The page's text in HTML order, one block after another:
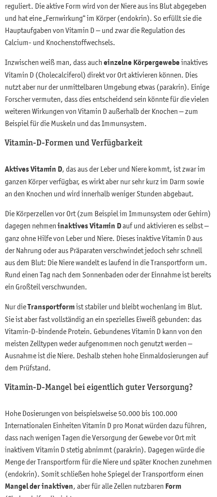
reguliert. Die aktive Form wird von der Niere aus ins Blut abgegeben
und hat eine „Fernwirkung“ im Körper (endokrin). So erfüllt sie die
Hauptaufgaben von Vitamin D – und zwar die Regulation des
Calcium- und Knochenstoffwechsels.
Inzwischen weiß man, dass auch einzelne Körpergewebeinaktives
Vitamin D (Cholecalciferol) direkt vor Ort aktivieren können. Dies
nutzt aber nur der unmittelbaren Umgebung etwas (parakrin). Einige
Forscher vermuten, dass dies entscheidend sein könnte für die vielen
weiteren Wirkungen von Vitamin D außerhalb der Knochen – zum
Beispiel für die Muskeln und das Immunsystem.
Vitamin-D-Formen und Verfügbarkeit
Aktives Vitamin D, das aus der Leber und Niere kommt, ist zwar im
ganzen Körper verfügbar, es wirkt aber nur sehr kurz im Darm sowie
an den Knochen und wird innerhalb weniger Stunden abgebaut.
Die Körperzellen vor Ort (zum Beispiel im Immunsystem oder Gehirn)
dagegen nehmen inaktives Vitamin Dauf und aktivieren es selbst –
ganz ohne Hilfe von Leber und Niere. Dieses inaktive Vitamin D aus
der Nahrung oder aus Präparaten verschwindet jedoch sehr schnell
aus dem Blut: Die Niere wandelt es laufend in die Transportform um.
Rund einen Tag nach dem Sonnenbaden oder der Einnahme ist bereits
ein Großteil verschwunden.
Nur dieTransportformist stabiler und bleibt wochenlang im Blut.
Sie ist aber fast vollständig an ein spezielles Eiweiß gebunden: das
Vitamin-D-bindende Protein. Gebundenes Vitamin D kann von den
meisten Zelltypen weder aufgenommen noch genutzt werden –
Ausnahme ist die Niere. Deshalb stehen hohe Einmaldosierungen auf
dem Prüfstand.
Vitamin-D-Mangel bei eigentlich guter Versorgung?
Hohe Dosierungen von beispielsweise 50.000 bis 100.000
Internationalen Einheiten Vitamin D pro Monat würden dazu führen,
dass nach wenigen Tagen die Versorgung der Gewebe vor Ort mit
inaktivem Vitamin D stetig abnimmt (parakrin). Dagegen würde die
Menge der Transportform für die Niere und später Knochen zunehmen
(endokrin). Somit schließen hohe Spiegel der Transportform einen
Mangel der inaktiven, aber für alle Zellen nutzbaren Form